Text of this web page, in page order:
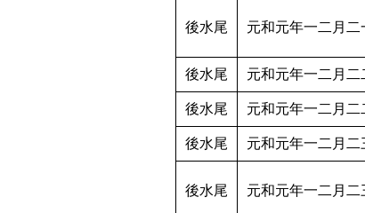
後水尾 元和元年一二月二
後水尾 元和元年一二月二
後水尾 元和元年一二月二
後水尾 元和元年一二月二
後水尾 元和元年一二月二